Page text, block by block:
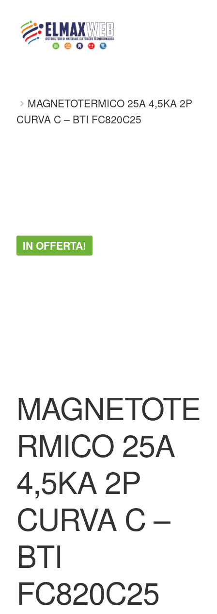
Shop Online
Contatti & Assistenza
Home Shop
MAGNETOTERMICO 25A 4,5KA 2P
CURVA C – BTI FC820C25
IN OFFERTA!
MAGNETOTE
RMICO 25A
4,5KA 2P
CURVA C –
BTI
FC820C25